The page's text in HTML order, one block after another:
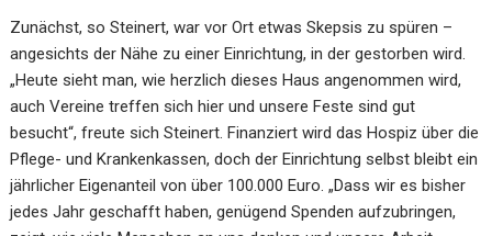
Zunächst, so Steinert, war vor Ort etwas Skepsis zu spüren –
angesichts der Nähe zu einer Einrichtung, in der gestorben wird.
„Heute sieht man, wie herzlich dieses Haus angenommen wird,
auch Vereine treffen sich hier und unsere Feste sind gut
besucht“, freute sich Steinert. Finanziert wird das Hospiz über die
Pflege- und Krankenkassen, doch der Einrichtung selbst bleibt ein
jährlicher Eigenanteil von über 100.000 Euro. „Dass wir es bisher
jedes Jahr geschafft haben, genügend Spenden aufzubringen,